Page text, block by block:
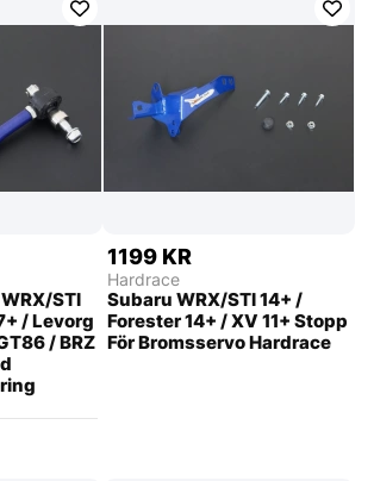
STI
/ Levorg
/ BRZ
1199 KR
Hardrace
Subaru WRX/STI 14+ /
Forester 14+ / XV 11+ Stopp
För Bromsservo Hardrace